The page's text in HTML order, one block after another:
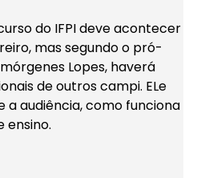
do IFPI deve acontecer
mas segundo o pró-
Lopes, haverá
de outros campi. ELe
a audiência, como funciona
ensino.